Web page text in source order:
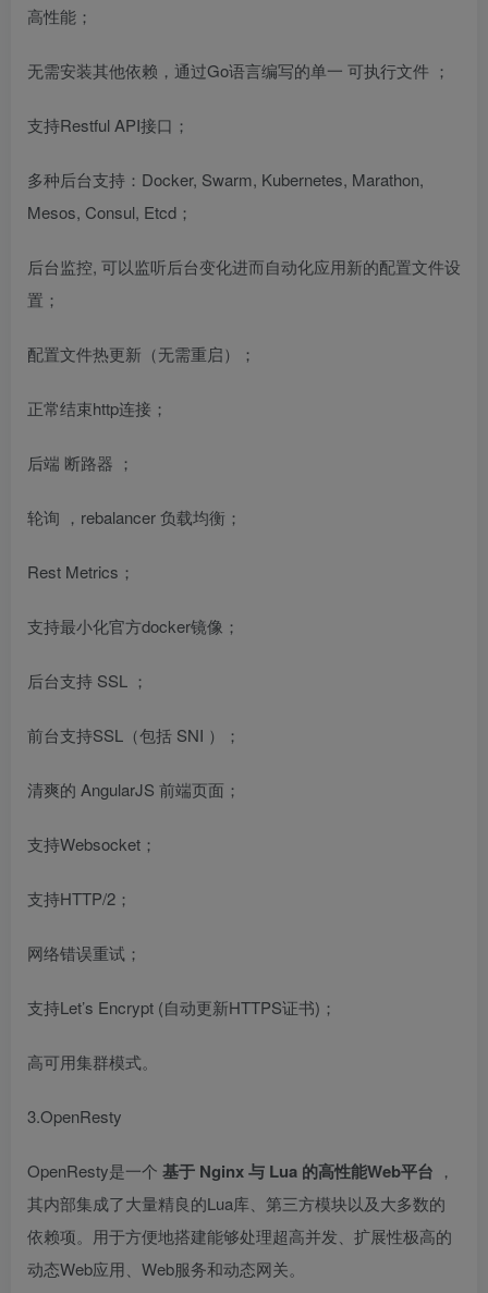
高性能；
无需安装其他依赖，通过Go语言编写的单一 可执行文件 ；
支持Restful API接口；
多种后台支持：Docker, Swarm, Kubernetes, Marathon,
Mesos, Consul, Etcd；
后台监控, 可以监听后台变化进而自动化应用新的配置文件设
置；
配置文件热更新（无需重启）；
正常结束http连接；
后端 断路器 ；
轮询 ，rebalancer 负载均衡；
Rest Metrics；
支持最小化官方docker镜像；
后台支持 SSL ；
前台支持SSL（包括 SNI ）；
清爽的 AngularJS 前端页面；
支持Websocket；
支持HTTP/2；
网络错误重试；
支持Let’s Encrypt (自动更新HTTPS证书)；
高可用集群模式。
3.OpenResty
OpenResty是一个 基于 Nginx与 Lua 的高性能Web平台 ，
其内部集成了大量精良的Lua库、第三方模块以及大多数的
依赖项。用于方便地搭建能够处理超高并发、扩展性极高的
动态Web应用、Web服务和动态网关。